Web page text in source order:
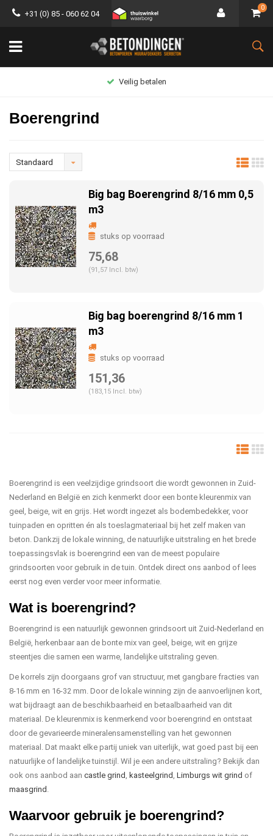
+31 (0) 85 - 060 62 04
0
Groot assortiment
Boerengrind
Standaard
Big bag Boerengrind 8/16 mm 0,5
m3
stuks op voorraad
75,68
(91,57 Incl. btw)
Big bag boerengrind 8/16 mm 1
m3
stuks op voorraad
151,36
(183,15 Incl. btw)
Boerengrind is een veelzijdige grindsoort die wordt gewonnen in Zuid-
Nederland en België en zich kenmerkt door een bonte kleurenmix van
geel, beige, wit en grijs. Het wordt ingezet als bodembedekker, voor
tuinpaden en opritten én als toeslagmateriaal bij het zelf maken van
beton. Dankzij de lokale winning, de natuurlijke uitstraling en het brede
toepassingsvlak is boerengrind een van de meest populaire
grindsoorten voor gebruik in de tuin. Ontdek direct ons aanbod of lees
eerst nog even verder voor meer informatie.
Wat is boerengrind?
Boerengrind is een natuurlijk gewonnen grindsoort uit Zuid-Nederland en
België, herkenbaar aan de bonte mix van geel, beige, wit en grijze
steentjes die samen een warme, landelijke uitstraling geven.
De korrels zijn doorgaans grof van structuur, met gangbare fracties van
8-16 mm en 16-32 mm. Door de lokale winning zijn de aanvoerlijnen kort,
wat bijdraagt aan de beschikbaarheid en betaalbaarheid van dit
materiaal. De kleurenmix is kenmerkend voor boerengrind en ontstaat
door de gevarieerde mineralensamenstelling van het gewonnen
materiaal. Dat maakt elke partij uniek van uiterlijk, wat goed past bij een
natuurlijke of landelijke tuinstijl. Wil je een andere uitstraling? Bekijk dan
ook ons aanbod aan castle grind, kasteelgrind, Limburgs wit grind of
maasgrind .
Waarvoor gebruik je boerengrind?